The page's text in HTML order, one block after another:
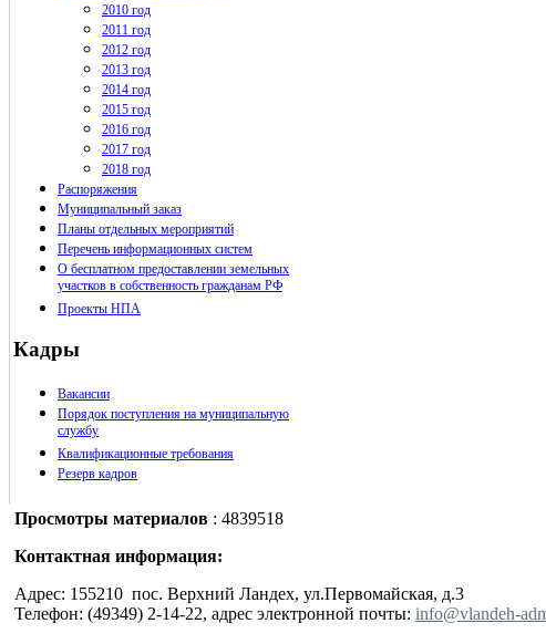
2010 год
2011 год
2012 год
2013 год
2014 год
2015 год
2016 год
2017 год
2018 год
Распоряжения
Муниципальный заказ
Планы отдельных мероприятий
Перечень информационных систем
О бесплатном предоставлении земельных
участков в собственность гражданам РФ
Проекты НПА
Кадры
Вакансии
Порядок поступления на муниципальную
службу
Квалификационные требования
Резерв кадров
Просмотры материалов : 4839518
Контактная информация:
Адрес: 155210 пос. Верхний Ландех, ул.Первомайская, д.3
Телефон: (49349) 2-14-22, адрес электронной почты: info@vlandeh-